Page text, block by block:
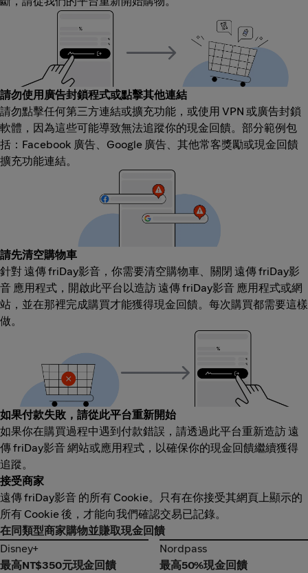
請勿使用廣告封鎖程式或點擊其他連結
請勿點擊任何第三方連結或擴充功能，或使用 VPN 或廣告封鎖
軟體，因為這些可能導致無法追蹤你的現金回饋。部分範例包
括：Facebook 廣告、Google 廣告、其他常客獎勵或現金回饋
擴充功能連結。
請先清空購物車
針對 遠傳 friDay影音，你需要清空購物車、關閉 遠傳 friDay影
音 應用程式，開啟此平台以造訪 遠傳 friDay影音 應用程式或網
站，並在那裡完成購買才能獲得現金回饋。每次購買都需要這樣
做。
如果付款失敗，請從此平台重新開始
如果你在購買過程中遇到付款錯誤，請透過此平台重新造訪 遠
傳 friDay影音 網站或應用程式，以確保你的現金回饋繼續獲得
追蹤。
接受商家
遠傳 friDay影音 的所有 Cookie。只有在你接受其網頁上顯示的
所有 Cookie 後，才能向我們確認交易已記錄。
在同類型商家購物並賺取現金回饋
Disney+
Disney+
最高NT$350元現金回饋
Nordpass
Nordpass
最高50%現金回饋